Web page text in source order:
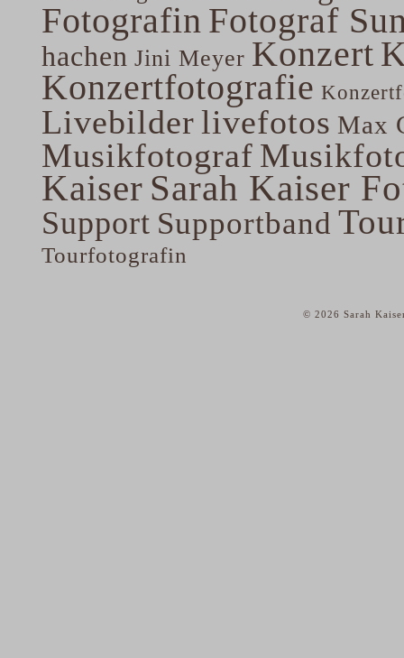
Fotografin Fotograf
hachen Jini Meyer Konzert
Konzertfotografie
Livebilderlivefotos Max
Musikfotograf
Kaiser Sarah Kaiser
Support Supportband
Tourfotografin
© 2026 Sarah